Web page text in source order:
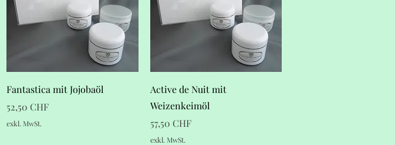
Schnellansicht
Fantastica mit Jojobaöl
Preis
52,50 CHF
exkl. MwSt.
Schnellansicht
Active de Nuit mit
Weizenkeimöl
Preis
57,50 CHF
exkl. MwSt.